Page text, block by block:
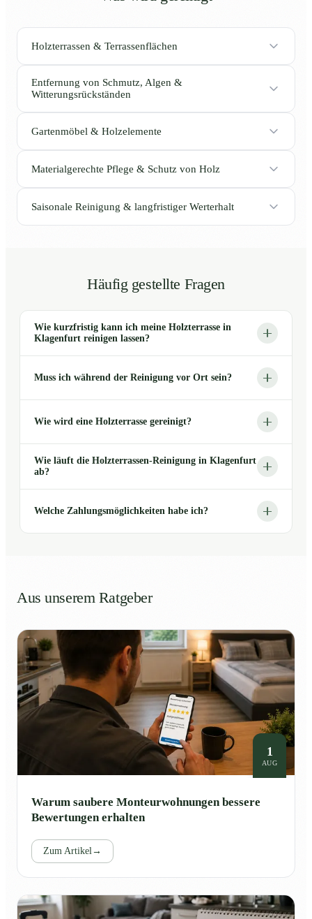
Holzterrassen & Terrassenflächen
Entfernung von Schmutz, Algen &
Witterungsrückständen
Gartenmöbel & Holzelemente
Materialgerechte Pflege & Schutz von Holz
Saisonale Reinigung & langfristiger Werterhalt
Häufig gestellte Fragen
Wie kurzfristig kann ich meine Holzterrasse in
Klagenfurt reinigen lassen?
Muss ich während der Reinigung vor Ort sein?
Wie wird eine Holzterrasse gereinigt?
Wie läuft die Holzterrassen-Reinigung in Klagenfurt
ab?
Welche Zahlungsmöglichkeiten habe ich?
Aus unserem Ratgeber
1
AUG
Warum saubere Monteurwohnungen bessere
Bewertungen erhalten
Zum Artikel→